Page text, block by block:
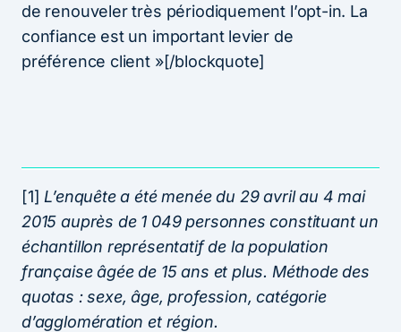
de renouveler très périodiquement l’opt-in. La
confiance est un important levier de
préférence client »[/blockquote]
[1] L’enquête a été menée du 29 avril au 4 mai
2015 auprès de 1 049 personnes constituant un
échantillon représentatif de la population
française âgée de 15 ans et plus. Méthode des
quotas : sexe, âge, profession, catégorie
d’agglomération et région.